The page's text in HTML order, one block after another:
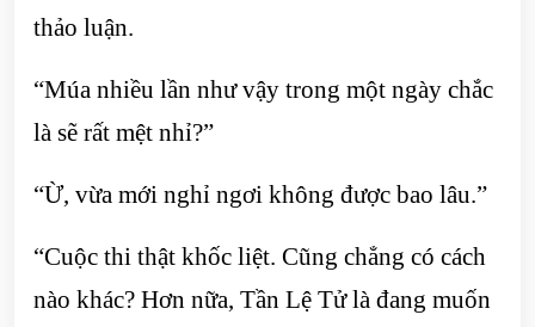
thảo luận.
“Múa nhiều lần như vậy trong một ngày chắc
là sẽ rất mệt nhỉ?”
“Ừ, vừa mới nghỉ ngơi không được bao lâu.”
“Cuộc thi thật khốc liệt. Cũng chẳng có cách
nào khác? Hơn nữa, Tần Lệ Tử là đang muốn